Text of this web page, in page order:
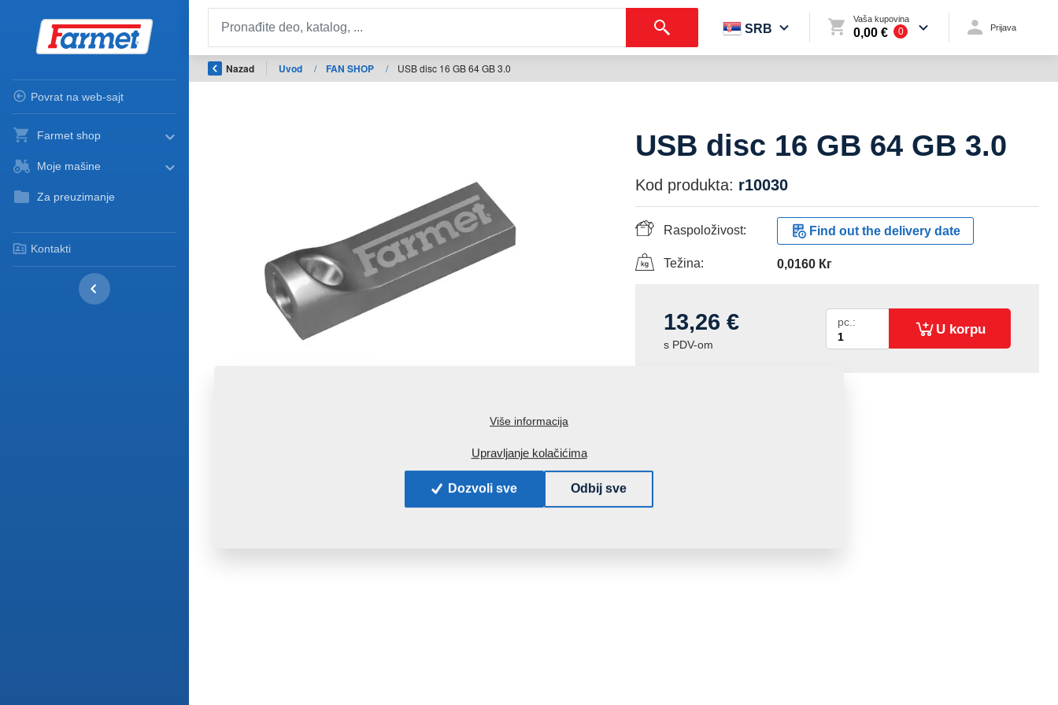
Povrat na web-sajt
Farmet shop
Moje mašine
Za preuzimanje
Kontakti
SRB
Vaša kupovina
0,00 € 0 Prijava
Nazad Uvod / FAN SHOP / USB disc 16 GB 64 GB 3.0
USB disc 16 GB 64 GB 3.0
Kod produkta: r10030
Raspoloživost: Find out the delivery date
Težina: 0,0160 Кг
13,26 €
s PDV-om
pc.: U korpu
Više informacija
Upravljanje kolačićima
Dozvoli sve Odbij sve